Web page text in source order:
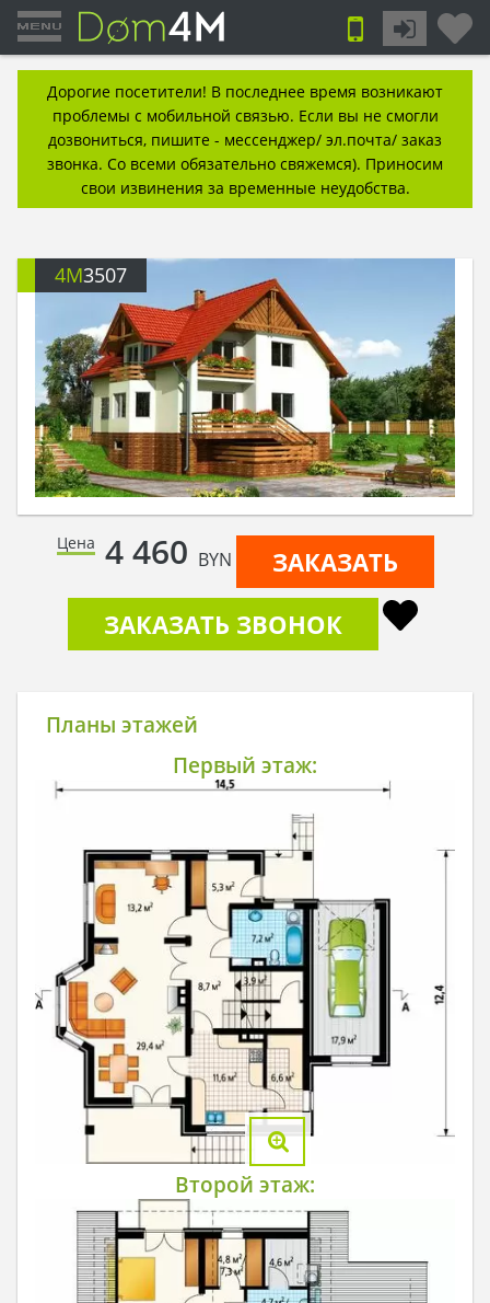
Дорогие посетители! В последнее время возникают
проблемы с мобильной связью. Если вы не смогли
дозвониться, пишите - мессенджер/ эл.почта/ заказ
звонка. Со всеми обязательно свяжемся). Приносим
свои извинения за временные неудобства.
4M3507
Цена 4 460 BYN
ЗАКАЗАТЬ
ЗАКАЗАТЬ ЗВОНОК
Планы этажей
Первый этаж:
Второй этаж: